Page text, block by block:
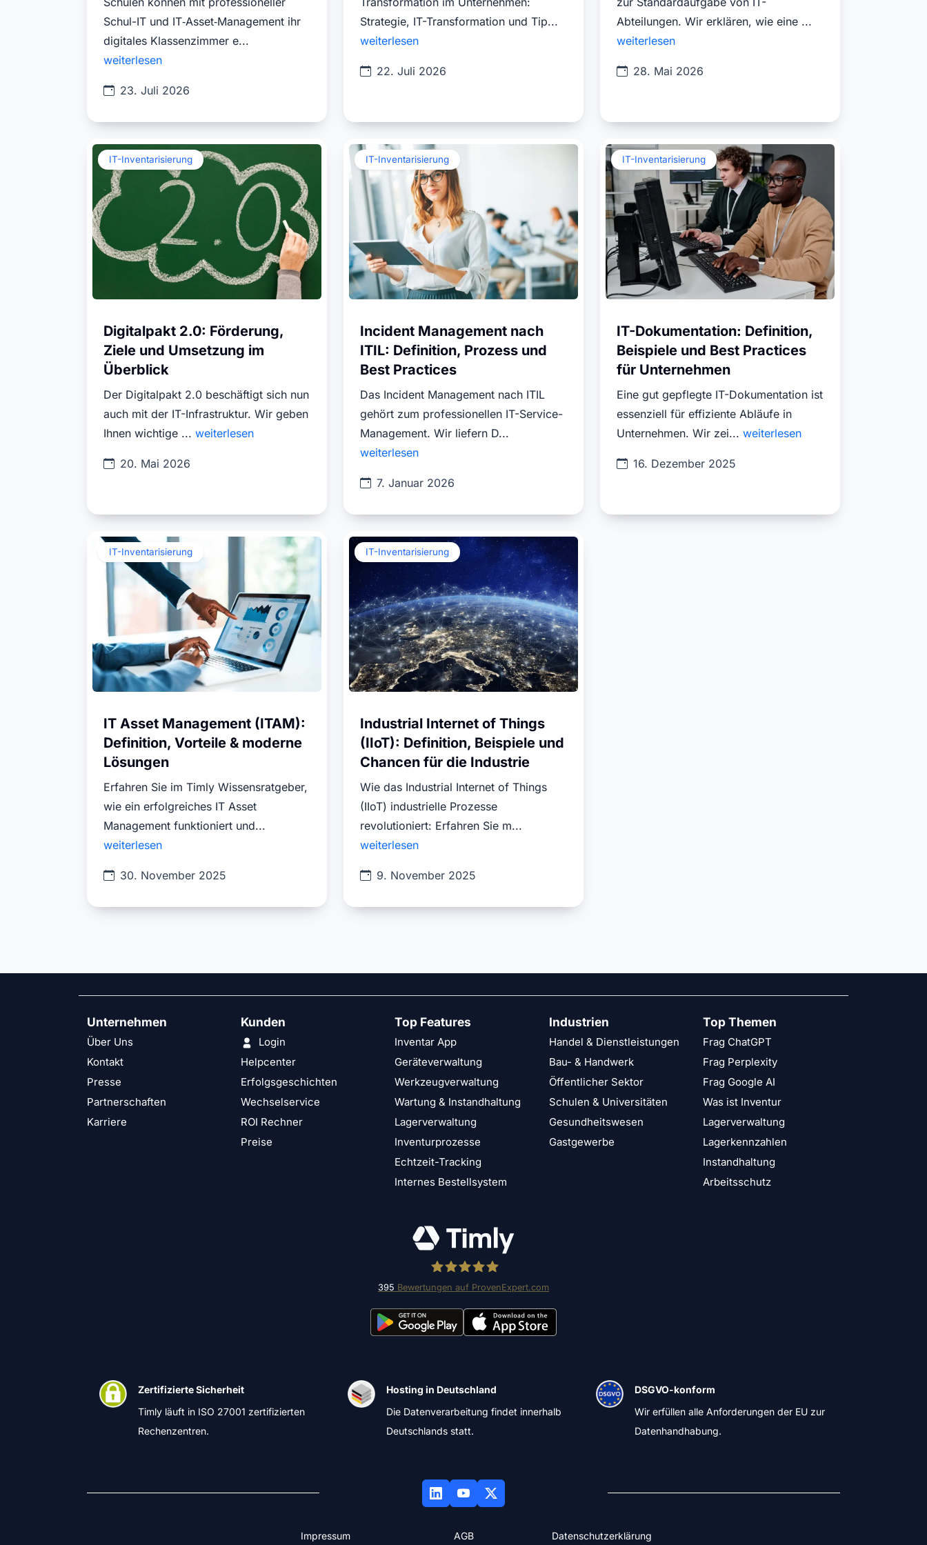
Schul-IT und IT‑Asset‑Management ihr
digitales Klassenzimmer e...
weiterlesen
23. Juli 2026
Strategie, IT-Transformation und Tip...
weiterlesen
22. Juli 2026
Abteilungen. Wir erklären, wie eine ...
weiterlesen
28. Mai 2026
IT-Inventarisierung
Digitalpakt 2.0: Förderung,
Ziele und Umsetzung im
Überblick
Der Digitalpakt 2.0 beschäftigt sich nun
auch mit der IT-Infrastruktur. Wir geben
Ihnen wichtige ... weiterlesen
20. Mai 2026
IT-Inventarisierung
Incident Management nach
ITIL: Definition, Prozess und
Best Practices
Das Incident Management nach ITIL
gehört zum professionellen IT-Service-
Management. Wir liefern D...
weiterlesen
7. Januar 2026
IT-Inventarisierung
IT-Dokumentation: Definition,
Beispiele und Best Practices
für Unternehmen
Eine gut gepflegte IT-Dokumentation ist
essenziell für effiziente Abläufe in
Unternehmen. Wir zei... weiterlesen
16. Dezember 2025
IT-Inventarisierung
IT Asset Management (ITAM):
Definition, Vorteile & moderne
Lösungen
Erfahren Sie im Timly Wissensratgeber,
wie ein erfolgreiches IT Asset
Management funktioniert und...
weiterlesen
30. November 2025
IT-Inventarisierung
Industrial Internet of Things
(IIoT): Definition, Beispiele und
Chancen für die Industrie
Wie das Industrial Internet of Things
(IIoT) industrielle Prozesse
revolutioniert: Erfahren Sie m...
weiterlesen
9. November 2025
Unternehmen
Über Uns
Kontakt
Presse
Partnerschaften
Karriere
Kunden
Login
Helpcenter
Erfolgsgeschichten
Wechselservice
ROI Rechner
Preise
Top Features
Inventar App
Geräteverwaltung
Werkzeugverwaltung
Wartung & Instandhaltung
Lagerverwaltung
Inventurprozesse
Echtzeit-Tracking
Internes Bestellsystem
Industrien
Handel & Dienstleistungen
Bau- & Handwerk
Öffentlicher Sektor
Schulen & Universitäten
Gesundheitswesen
Gastgewerbe
Top Themen
Frag ChatGPT
Frag Perplexity
Frag Google AI
Was ist Inventur
Lagerverwaltung
Lagerkennzahlen
Instandhaltung
Arbeitsschutz
Timly Software AG
395 Bewertungen auf ProvenExpert.com
Zertifizierte Sicherheit
Timly läuft in ISO 27001 zertifizierten
Rechenzentren.
Hosting in Deutschland
Die Datenverarbeitung findet innerhalb
Deutschlands statt.
DSGVO-konform
Wir erfüllen alle Anforderungen der EU zur
Datenhandhabung.
Impressum AGB Datenschutzerklärung